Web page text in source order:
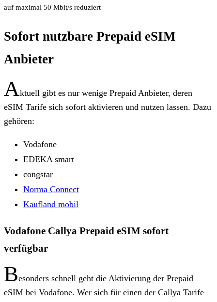
auf maximal 50 Mbit/s reduziert
Sofort nutzbare Prepaid eSIM
Anbieter
Aktuell gibt es nur wenige Prepaid Anbieter, deren
eSIM Tarife sich sofort aktivieren und nutzen lassen. Dazu
gehören:
Vodafone
EDEKA smart
congstar
Norma Connect
Kaufland mobil
Vodafone Callya Prepaid eSIM sofort
verfügbar
Besonders schnell geht die Aktivierung der Prepaid
eSIM bei Vodafone. Wer sich für einen der Callya Tarife